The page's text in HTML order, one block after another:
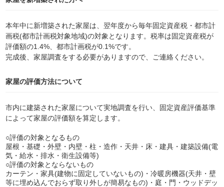
本年中に新増築された家屋は、翌年度から毎年固定資産税・都市計
画税(都市計画税対象地域)の対象となります。税率は固定資産税が
評価額の1.4%、都市計画税が0.1%です。
完成後、家屋調査をする必要がありますので、ご連絡ください。
家屋の評価方法について
市内に建築された家屋について実地調査を行い、固定資産評価基準
によって家屋の評価額を算定します。
○評価の対象となるもの
屋根・基礎・外壁・内壁・柱・造作・天井・床・建具・建築設備(電
気・給水・排水・衛生設備等)
○評価の対象とならないもの
カーテン・家具(建物に固定していないもの)・冷暖房機器(天井・壁
等に埋め込んでおらず取り外しが簡易なもの)・庭・門・ウッドデッ